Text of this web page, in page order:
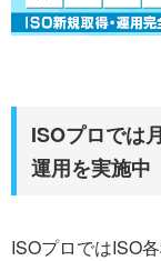
ISOプロでは
運用を実施中
ISOプロではISO